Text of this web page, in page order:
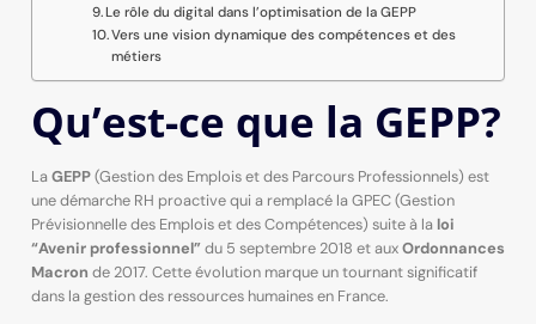
Le rôle du digital dans l’optimisation de la GEPP
Vers une vision dynamique des compétences et des
métiers
Qu’est-ce que la GEPP?
LaGEPP(Gestion des Emplois et des Parcours Professionnels) est
une démarche RH proactive qui a remplacé la GPEC (Gestion
Prévisionnelle des Emplois et des Compétences) suite à la loi
“Avenir professionnel”du 5 septembre 2018 et auxOrdonnances
Macron de 2017. Cette évolution marque un tournant significatif
dans la gestion des ressources humaines en France.